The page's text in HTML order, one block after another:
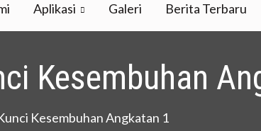
Aplikasi Galeri Berita Terbaru
Kesembuhan
Kesembuhan Angkatan 1